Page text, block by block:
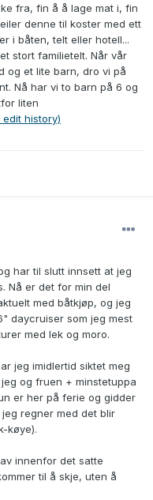
fra, fin å å lage mat i, fin
denne til koster med ett
i båten, telt eller hotell...
stort familietelt. Når vår
og et lite barn, dro vi på
Nå har vi to barn på 6 og
liten
edit history)
har til slutt innsett at jeg
Nå er det for min del
med båtkjøp, og jeg
daycruiser som jeg mest
med lek og moro.
jeg imidlertid siktet meg
og fruen + minstetuppa
er her på ferie og gidder
regner med det blir
køye).
innenfor det satte
til å skje, uten å